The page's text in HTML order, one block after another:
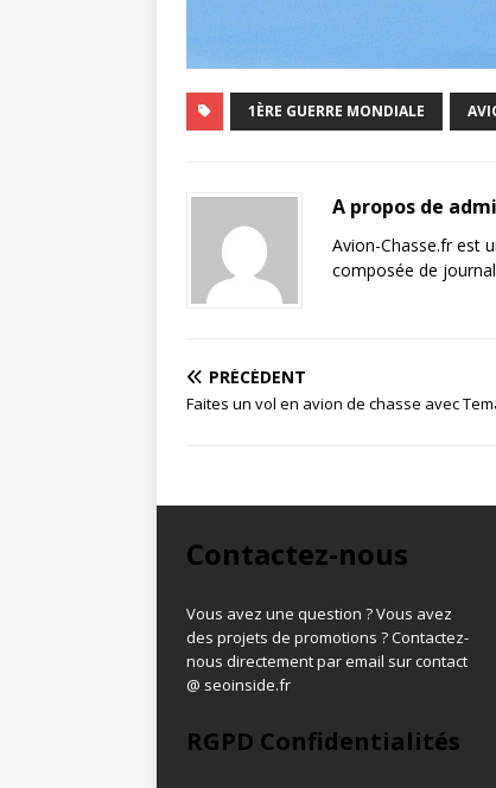
1ÈRE GUERRE MONDIALE
A propos de
Avion-Chasse.fr est
composée de
PRÉCÉDENT
Faites un vol en avion de chasse avec
Contactez-nous
Vous avez une question ? Vous avez
des projets de promotions ? Contactez-
nous directement par email sur contact
@ seoinside.fr
RGPD Confidentialités